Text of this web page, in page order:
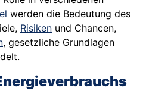
werden die Bedeutung des
Risiken und Chancen,
, gesetzliche Grundlagen